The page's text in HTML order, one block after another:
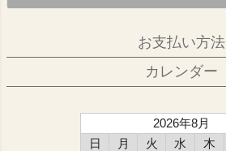
お支払い方法
カレンダー
2026年8月
日
月 火 水 木